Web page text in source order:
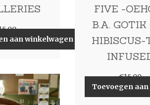
aan winkelwagen
FIVE -
B.A. GOTIK
HIBISCUS-
€15,00
Toevoegen